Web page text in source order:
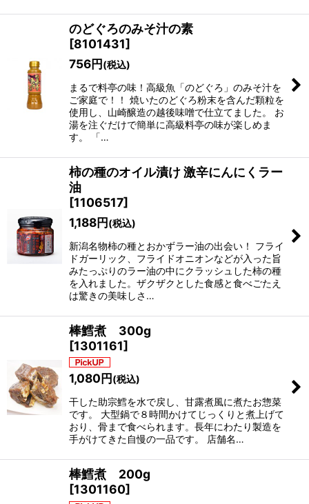
のどぐろのみそ汁の素
[8101431]
756円(税込)
まるで料亭の味！高級魚「のどぐろ」のみそ汁を
ご家庭で！！ 焼いたのどぐろ粉末を含んだ顆粒を
使用し、山崎醸造の越後味噌で仕立てました。 お
湯を注ぐだけで簡単に高級料亭の味が楽しめま
す。 「…
柿の種のオイル漬け 激辛にんにくラー
油
[1106517]
1,188円(税込)
新潟名物柿の種とおかずラー油の出会い！ フライ
ドガーリック、フライドオニオンなどが入った旨
みたっぷりのラー油の中にクラッシュした柿の種
を入れました。ザクザクとした食感と食べごたえ
は驚きの美味しさ…
棒鱈煮 300g
[1301161]
1,080円(税込)
干した助宗鱈を水で戻し、甘露煮風に煮たお惣菜
です。 大型鍋で８時間かけてじっくりと煮上げて
おり、骨まで食べられます。長年にわたり製造を
手がけてきた自慢の一品です。 店舗名…
棒鱈煮 200g
[1301160]